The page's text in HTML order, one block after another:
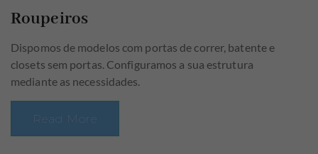
Roupeiros
Dispomos de modelos com portas de correr, batente e
closets sem portas. Configuramos a sua estrutura
mediante as necessidades.
Read More